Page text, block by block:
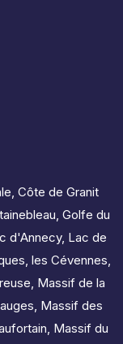
, Côte de Granit
, Golfe du
d'Annecy, Lac de
, les Cévennes,
, Massif de la
, Massif des
, Massif du